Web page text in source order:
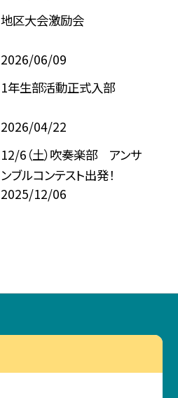
地区大会激励会
2026/06/09
1年生部活動正式入部
2026/04/22
12/6（土）吹奏楽部 アンサ
ンブルコンテスト出発！
2025/12/06